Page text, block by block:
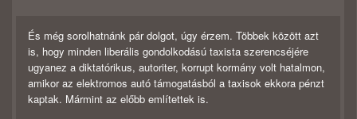
És még sorolhatnánk pár dolgot, úgy érzem. Többek között azt
is, hogy minden liberális gondolkodású taxista szerencséjére
ugyanez a diktatórikus, autoriter, korrupt kormány volt hatalmon,
amikor az elektromos autó támogatásból a taxisok ekkora pénzt
kaptak. Mármint az előbb említettek is.